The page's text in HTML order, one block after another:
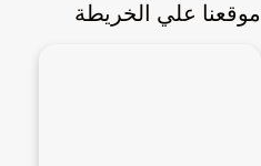
موقعنا علي الخريطة